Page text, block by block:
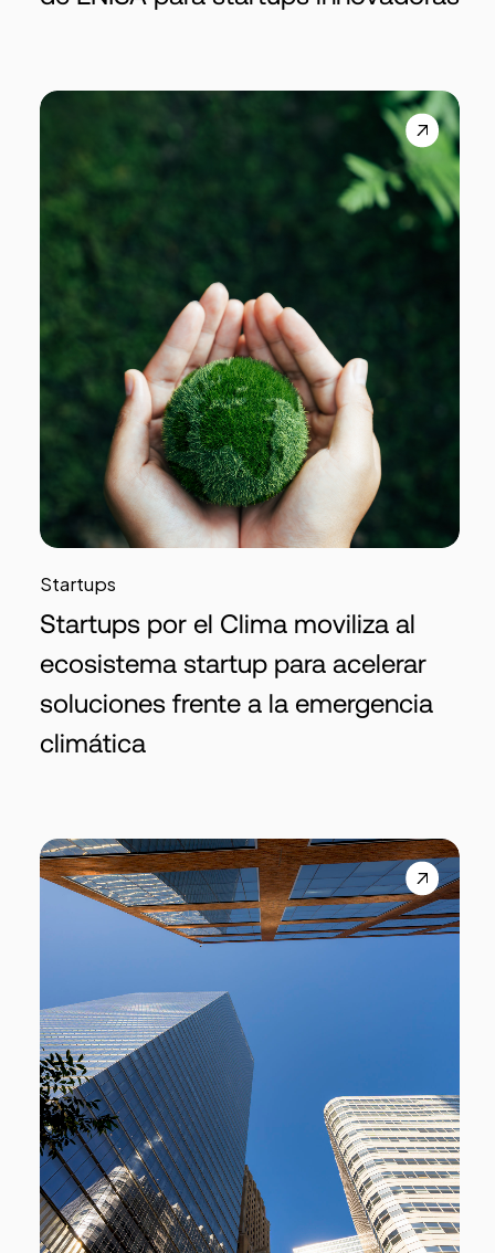
Startups
Startups por el Clima moviliza al
ecosistema startup para acelerar
soluciones frente a la emergencia
climática